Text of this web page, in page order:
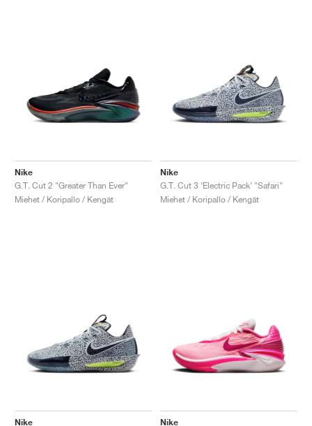
Nike
G.T. Cut 2 "Greater Than Ever"
Miehet / Koripallo / Kengät
Nike
G.T. Cut 3 ‘Electric Pack’ "Safari"
Miehet / Koripallo / Kengät
Nike
Nike